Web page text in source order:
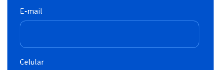
E-mail
Celular